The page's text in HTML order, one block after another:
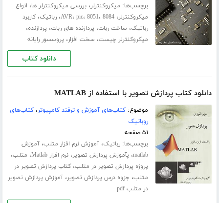
برچسب‌ها: میکروکنترلر،بررسی میکروکنترلر ها، انواع
میکروکنترلر، AVR، pic، 8051، 8084 ،رباتیک،کاربرد
رباتیک، ساخت ربات، پردازنده های ربات، پردازنده،
میکروکنترلر چیست، سخت افزار، پروسسور رایانه
دانلود کتاب
دانلود کتاب پردازش تصویر با استفاده از MATLAB
موضوع:کتاب‌های آموزش و ترفند کامپیوتر،کتاب‌های
روباتیک
۵۱ صفحه
برچسب‌ها:رباتیک،آموزش نرم افزار متلب،آموزش
matlab، پآموزش پردازش تصویر،نرم افزار Matlab ، متلب،
پروژه پردازش تصویر در متلب،کتاب پردازش تصویر در
متلب، جزوه درس پردازش تصویر،آموزش پردازش تصویر
در متلب pdf